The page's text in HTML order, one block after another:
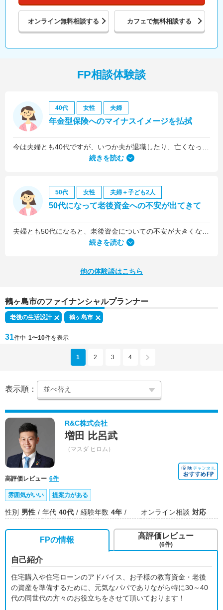
オンライン無料相談する カフェで無料相談する
FP相談体験談
40代 女性 夫婦
年金型保険へのマイナスイメージを払拭
続きを読む
50代 女性 夫婦＋子ども2人
50代になって老後資金への不安が出てきて
続きを読む
他の体験談はこちら
鶴ヶ島市のファイナンシャルプランナー
老後の生活設計 鶴ヶ島市
31件中 1〜10件を表示
1 2 3 4
表示順：
R&C株式会社
増田 比呂武
（マスダ ヒロム）
高評価レビュー 6件
雰囲気がいい 提案力がある
性別 男性 年代 40代 経験年数 4年 オンライン相談 対応
FPの情報
自己紹介
住宅購入や住宅ローンのアドバイス、お子様の教育資金・老後
の資産を準備するために、元気なパパでありながら特に30～40
代の同世代の方々のお役立ちをさせて頂いております！
高評価レビュー
(6件)